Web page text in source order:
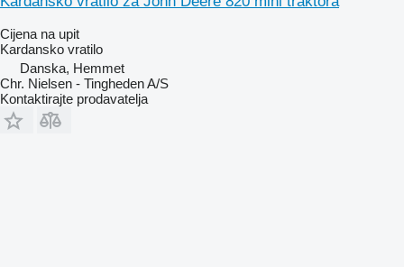
Cijena na upit
Kardansko vratilo
Danska, Hemmet
Chr. Nielsen - Tingheden A/S
Kontaktirajte prodavatelja